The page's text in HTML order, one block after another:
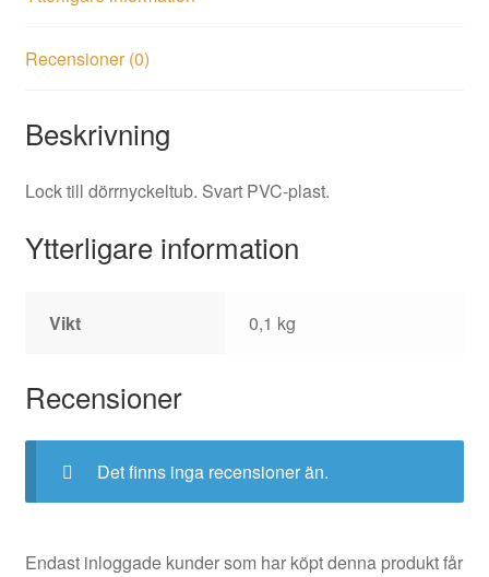
Recensioner (0)
Beskrivning
Lock till dörrnyckeltub. Svart PVC-plast.
Ytterligare information
Vikt 0,1 kg
Recensioner
Det finns inga recensioner än.
Endast inloggade kunder som har köpt denna produkt får